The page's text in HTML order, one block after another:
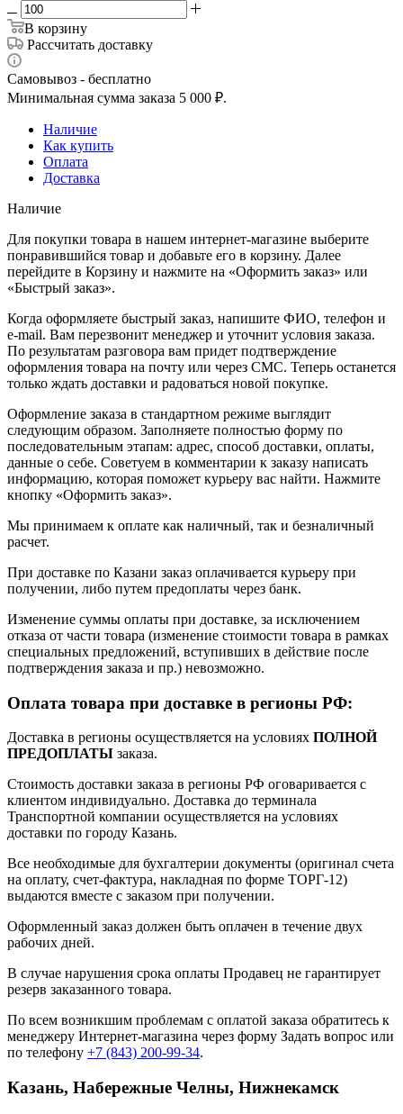
В корзину
Рассчитать доставку
Самовывоз - бесплатно
Минимальная сумма заказа 5 000 ₽.
Наличие
Как купить
Оплата
Доставка
Наличие
Для покупки товара в нашем интернет-магазине выберите
понравившийся товар и добавьте его в корзину. Далее
перейдите в Корзину и нажмите на «Оформить заказ» или
«Быстрый заказ».
Когда оформляете быстрый заказ, напишите ФИО, телефон и
e-mail. Вам перезвонит менеджер и уточнит условия заказа.
По результатам разговора вам придет подтверждение
оформления товара на почту или через СМС. Теперь останется
только ждать доставки и радоваться новой покупке.
Оформление заказа в стандартном режиме выглядит
следующим образом. Заполняете полностью форму по
последовательным этапам: адрес, способ доставки, оплаты,
данные о себе. Советуем в комментарии к заказу написать
информацию, которая поможет курьеру вас найти. Нажмите
кнопку «Оформить заказ».
Мы принимаем к оплате как наличный, так и безналичный
расчет.
При доставке по Казани заказ оплачивается курьеру при
получении, либо путем предоплаты через банк.
Изменение суммы оплаты при доставке, за исключением
отказа от части товара (изменение стоимости товара в рамках
специальных предложений, вступивших в действие после
подтверждения заказа и пр.) невозможно.
Оплата товара при доставке в регионы РФ:
Доставка в регионы осуществляется на условиях ПОЛНОЙ
ПРЕДОПЛАТЫ заказа.
Стоимость доставки заказа в регионы РФ оговаривается с
клиентом индивидуально. Доставка до терминала
Транспортной компании осуществляется на условиях
доставки по городу Казань.
Все необходимые для бухгалтерии документы (оригинал счета
на оплату, счет-фактура, накладная по форме ТОРГ-12)
выдаются вместе с заказом при получении.
Оформленный заказ должен быть оплачен в течение двух
рабочих дней.
В случае нарушения срока оплаты Продавец не гарантирует
резерв заказанного товара.
По всем возникшим проблемам с оплатой заказа обратитесь к
менеджеру Интернет-магазина через форму Задать вопрос или
по телефону +7 (843) 200-99-34.
Казань, Набережные Челны, Нижнекамск